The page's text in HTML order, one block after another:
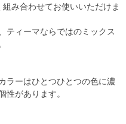
み合わせてお使いいただけま
ティーマならではのミックス
ラーはひとつひとつの色に濃
性があります。